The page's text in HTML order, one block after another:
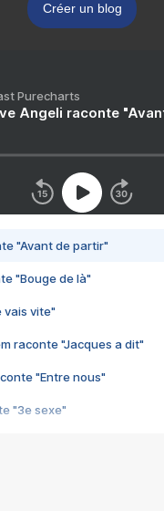
Créer un blog
Purecharts
Angeli raconte
"Avant de partir"
"Bouge de là"
vais vite"
raconte "Jacques a dit"
"Entre nous"
"3e sexe"